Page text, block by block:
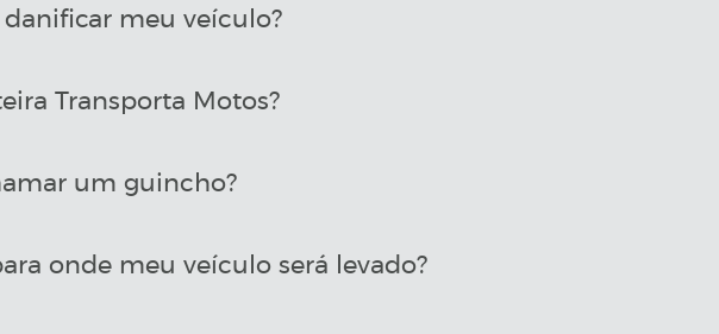
meu veículo?
Transporta Motos?
um guincho?
onde meu veículo será levado?